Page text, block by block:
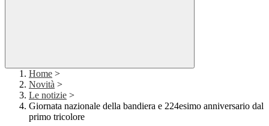
Home >
Novità >
Le notizie >
Giornata nazionale della bandiera e 224esimo anniversario dal
primo tricolore